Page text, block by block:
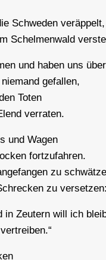
Schweden veräppelt,
Schelmenwald
und haben uns
gefallen,
Toten
verraten.
und Wagen
fortzufahren.
zu
zu
in Zeutern will ich